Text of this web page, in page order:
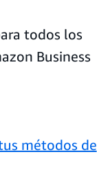
todos los
Business
métodos de